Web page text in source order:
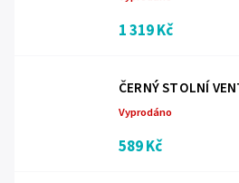
1 319 Kč
ČERNÝ STOLNÍ
Vyprodáno
589 Kč